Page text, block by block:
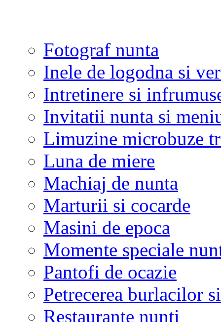
Fotograf nunta
Inele de logodna si
Intretinere si
Invitatii nunta si
Limuzine microbuze
Luna de miere
Machiaj de nunta
Marturii si cocarde
Masini de epoca
Momente speciale
Pantofi de ocazie
Petrecerea burlacilor
Restaurante nunti